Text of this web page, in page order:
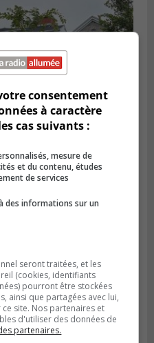
La Prairie retrouve
consentement
à caractère
cas suivants :
mesure de
et du contenu, études
de services
des informations sur un
seront traitées, et les
(cookies, identifiants
pourront être stockées
ainsi que partagées avec lui,
site. Nos partenaires et
d'utiliser des données de
partenaires.